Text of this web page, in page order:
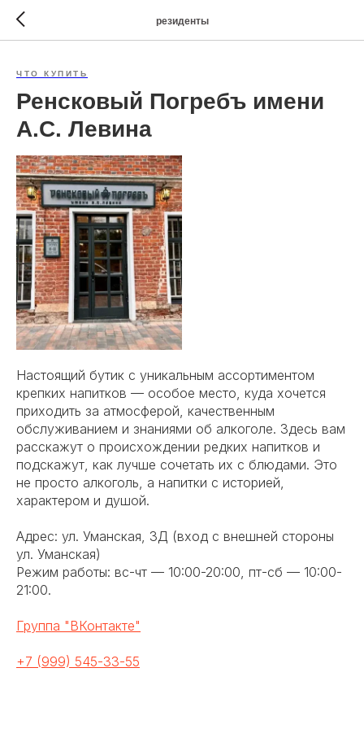
резиденты
ЧТО КУПИТЬ
Ренсковый Погребъ имени
А.С. Левина
Настоящий бутик с уникальным ассортиментом
крепких напитков — особое место, куда хочется
приходить за атмосферой, качественным
обслуживанием и знаниями об алкоголе. Здесь вам
расскажут о происхождении редких напитков и
подскажут, как лучше сочетать их с блюдами. Это
не просто алкоголь, а напитки с историей,
характером и душой.
Адрес: ул. Уманская, 3Д (вход с внешней стороны
ул. Уманская)
Режим работы: вс-чт — 10:00-20:00, пт-сб — 10:00-
21:00.
Группа "ВКонтакте"
+7 (999) 545-33-55